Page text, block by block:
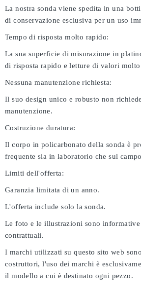
La nostra sonda viene spedita in una
di conservazione esclusiva per un uso
Tempo di risposta molto rapido:
La sua superficie di misurazione in
di risposta rapido e letture di valori
Nessuna manutenzione richiesta:
Il suo design unico e robusto non
manutenzione.
Costruzione duratura:
Il corpo in policarbonato della sonda è
frequente sia in laboratorio che sul
Limiti dell'offerta:
Garanzia limitata di un anno.
L'offerta include solo la sonda.
Le foto e le illustrazioni sono informative
contrattuali.
I marchi utilizzati su questo sito web
costruttori, l'uso dei marchi è
il modello a cui è destinato ogni pezzo.